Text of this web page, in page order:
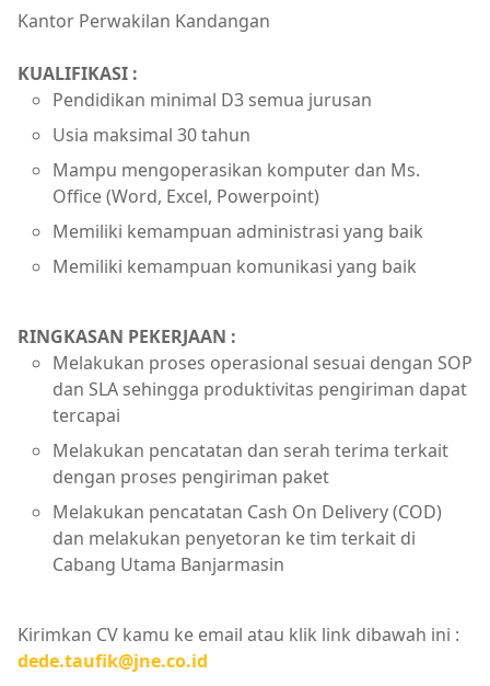
Kantor Perwakilan Kandangan
KUALIFIKASI :
Pendidikan minimal D3 semua jurusan
Usia maksimal 30 tahun
Mampu mengoperasikan komputer dan Ms.
Office (Word, Excel, Powerpoint)
Memiliki kemampuan administrasi yang baik
Memiliki kemampuan komunikasi yang baik
RINGKASAN PEKERJAAN :
Melakukan proses operasional sesuai dengan SOP
dan SLA sehingga produktivitas pengiriman dapat
tercapai
Melakukan pencatatan dan serah terima terkait
dengan proses pengiriman paket
Melakukan pencatatan Cash On Delivery (COD)
dan melakukan penyetoran ke tim terkait di
Cabang Utama Banjarmasin
Kirimkan CV kamu ke email atau klik link dibawah ini :
dede.taufik@jne.co.id